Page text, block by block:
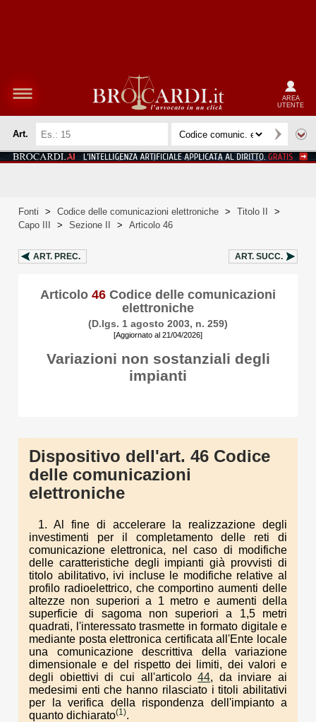
AREA
UTENTE
Art.
Fonti > Codice delle comunicazioni elettroniche > Titolo II
>
Capo III
> Sezione II > Articolo 46
ART. PREC. ART. SUCC.
Articolo 46 Codice delle comunicazioni
elettroniche
(D.lgs. 1 agosto 2003, n. 259)
[Aggiornato al 21/04/2026]
Variazioni non sostanziali degli
impianti
Dispositivo dell'art. 46 Codice
delle comunicazioni
elettroniche
1. Al fine di accelerare la realizzazione degli
investimenti per il completamento delle reti di
comunicazione elettronica, nel caso di modifiche
delle caratteristiche degli impianti già provvisti di
titolo abilitativo, ivi incluse le modifiche relative al
profilo radioelettrico, che comportino aumenti delle
altezze non superiori a 1 metro e aumenti della
superficie di sagoma non superiori a 1,5 metri
quadrati, l'interessato trasmette in formato digitale e
mediante posta elettronica certificata all'Ente locale
una comunicazione descrittiva della variazione
dimensionale e del rispetto dei limiti, dei valori e
degli obiettivi di cui all'articolo44, da inviare ai
medesimi enti che hanno rilasciato i titoli abilitativi
per la verifica della rispondenza dell'impianto a
quanto dichiarato(1).